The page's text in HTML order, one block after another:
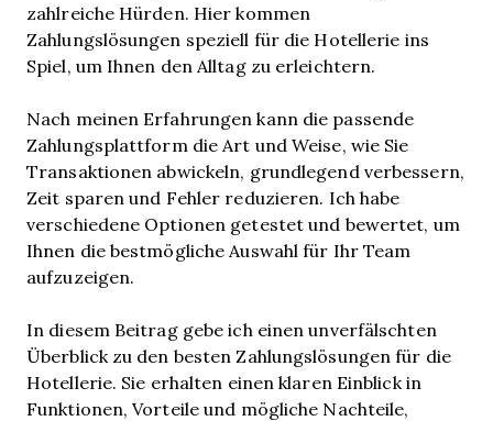
zahlreiche Hürden. Hier kommen
Zahlungslösungen speziell für die Hotellerie ins
Spiel, um Ihnen den Alltag zu erleichtern.
Nach meinen Erfahrungen kann die passende
Zahlungsplattform die Art und Weise, wie Sie
Transaktionen abwickeln, grundlegend verbessern,
Zeit sparen und Fehler reduzieren. Ich habe
verschiedene Optionen getestet und bewertet, um
Ihnen die bestmögliche Auswahl für Ihr Team
aufzuzeigen.
In diesem Beitrag gebe ich einen unverfälschten
Überblick zu den besten Zahlungslösungen für die
Hotellerie. Sie erhalten einen klaren Einblick in
Funktionen, Vorteile und mögliche Nachteile,